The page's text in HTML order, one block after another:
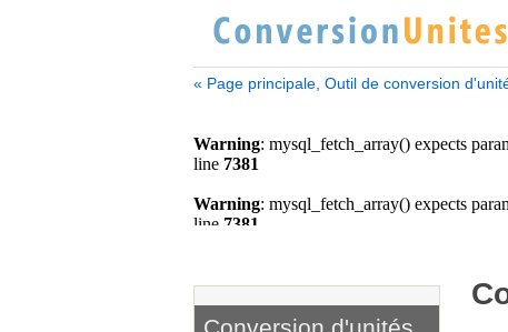
« Page principale, Outil de conversion